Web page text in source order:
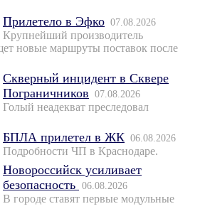
Прилетело в Эфко 07.08.2026
Крупнейший производитель
новые маршруты поставок после
Скверный инцидент в Сквере
Пограничников 07.08.2026
Голый неадекват преследовал
БПЛА прилетел в ЖК 06.08.2026
Подробности ЧП в Краснодаре.
Новороссийск усиливает
безопасность 06.08.2026
В городе ставят первые модульные